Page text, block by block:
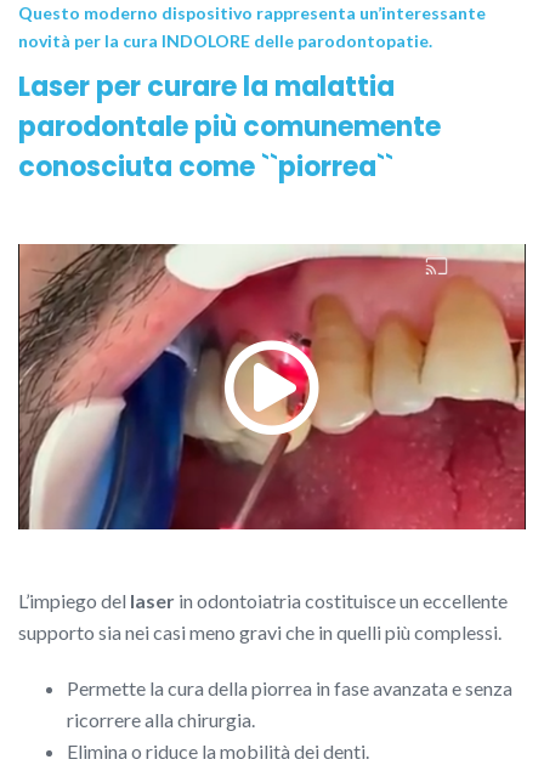
Questo moderno dispositivo rappresenta un’interessante
novità per la cura INDOLORE delle parodontopatie.
Laser per curare la malattia
parodontale più comunemente
conosciuta come ``piorrea``
L’impiego del laser in odontoiatria costituisce un eccellente
supporto sia nei casi meno gravi che in quelli più complessi.
Permette la cura della piorrea in fase avanzata e senza
ricorrere alla chirurgia.
Elimina o riduce la mobilità dei denti.